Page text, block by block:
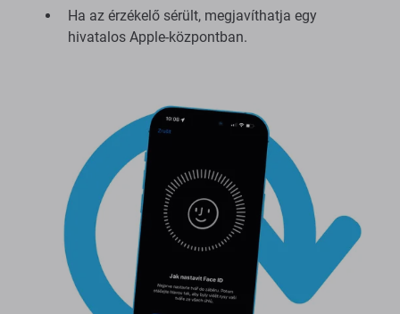
Ha az érzékelő sérült, megjavíthatja egy
hivatalos Apple-központban.